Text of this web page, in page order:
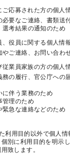
応募された方の個人
必要なご連絡、書類送
選考結果の通知のため
役員に関する個人情
やご連絡、お問い合わ
業員家族の方の個人
務の履行、官公庁への
に伴う業務のため
管理のため
緊急な連絡などのため
利用目的以外で個人
別に利用目的を明示
致します。